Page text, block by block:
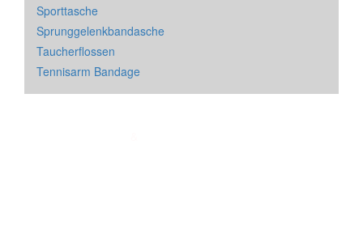
Sporttasche
Sprunggelenkbandasche
Taucherflossen
Tennisarm Bandage